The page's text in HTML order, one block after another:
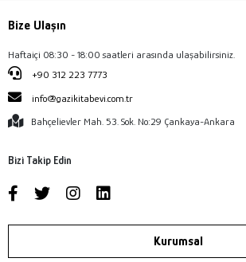
Bize Ulaşın
Haftaiçi 08:30 - 18:00 saatleri arasında ulaşabilirsiniz.
+90 312 223 7773
info@gazikitabevi.com.tr
Bahçelievler Mah. 53. Sok. No:29 Çankaya-Ankara
Bizi Takip Edin
Kurumsal